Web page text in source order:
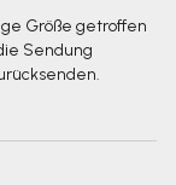
Größe getroffen
Sendung